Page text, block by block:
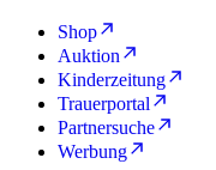
Shop
Auktion
Kinderzeitung
Trauerportal
Partnersuche
Werbung